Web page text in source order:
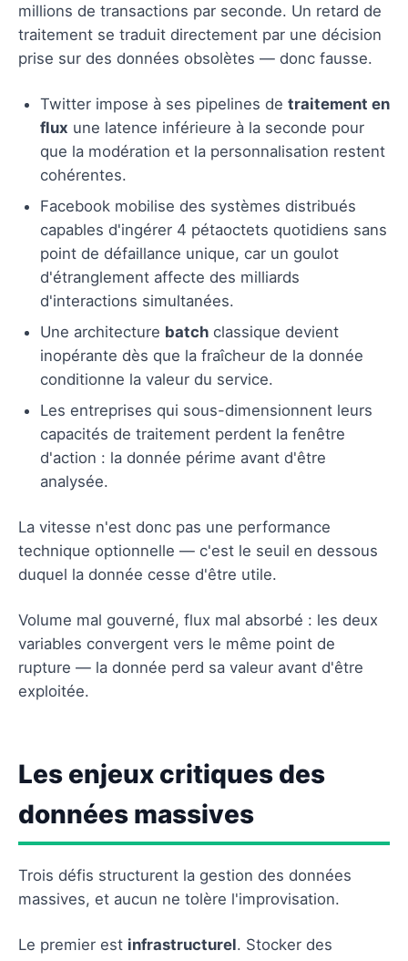
millions de transactions par seconde. Un retard de
traitement se traduit directement par une décision
prise sur des données obsolètes — donc fausse.
Twitter impose à ses pipelines de traitement en
flux une latence inférieure à la seconde pour
que la modération et la personnalisation restent
cohérentes.
Facebook mobilise des systèmes distribués
capables d'ingérer 4 pétaoctets quotidiens sans
point de défaillance unique, car un goulot
d'étranglement affecte des milliards
d'interactions simultanées.
Une architecture batch classique devient
inopérante dès que la fraîcheur de la donnée
conditionne la valeur du service.
Les entreprises qui sous-dimensionnent leurs
capacités de traitement perdent la fenêtre
d'action : la donnée périme avant d'être
analysée.
La vitesse n'est donc pas une performance
technique optionnelle — c'est le seuil en dessous
duquel la donnée cesse d'être utile.
Volume mal gouverné, flux mal absorbé : les deux
variables convergent vers le même point de
rupture — la donnée perd sa valeur avant d'être
exploitée.
Les enjeux critiques des
données massives
Trois défis structurent la gestion des données
massives, et aucun ne tolère l'improvisation.
Le premier est infrastructurel. Stocker des